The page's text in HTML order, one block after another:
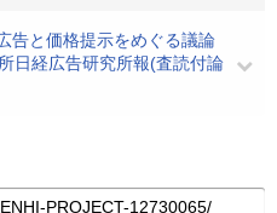
告と価格提示をめぐる議論
日経広告研究所報(査読付論